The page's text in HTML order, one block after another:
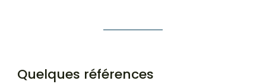
Quelques références